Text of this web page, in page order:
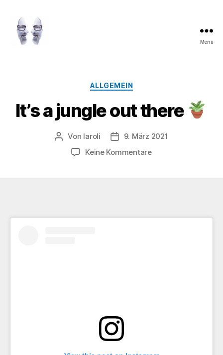
Menü
Kategorien
ALLGEMEIN
It’s a jungle out there
Beitragsautor
Von laroli Veröffentlichungsdatum
9. März 2021
Keine Kommentarezu